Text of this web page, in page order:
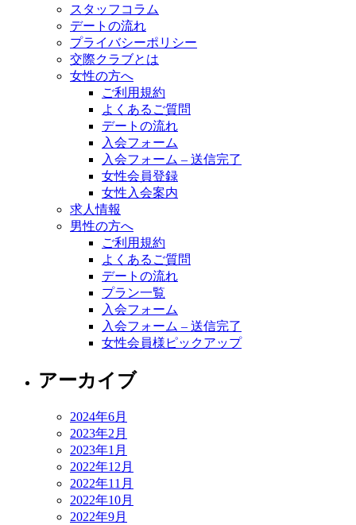
スタッフコラム
デートの流れ
プライバシーポリシー
交際クラブとは
女性の方へ
ご利用規約
よくあるご質問
デートの流れ
入会フォーム
入会フォーム – 送信完了
女性会員登録
女性入会案内
求人情報
男性の方へ
ご利用規約
よくあるご質問
デートの流れ
プラン一覧
入会フォーム
入会フォーム – 送信完了
女性会員様ピックアップ
アーカイブ
2024年6月
2023年2月
2023年1月
2022年12月
2022年11月
2022年10月
2022年9月